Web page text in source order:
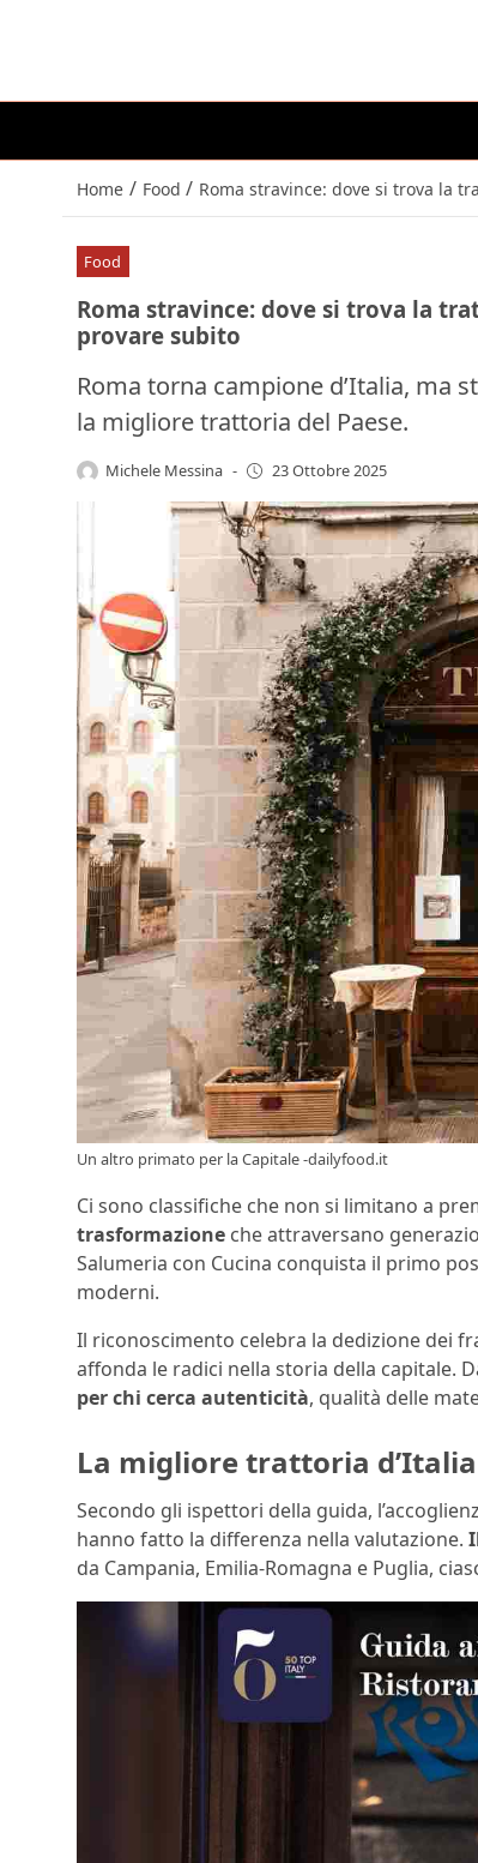
Home / Food / Roma stravince: dove si trova la
Food
Roma stravince: dove si trova la
provare subito
Roma torna campione d’Italia, ma
la migliore trattoria del Paese.
Michele Messina - 23 Ottobre 2025
Un altro primato per la Capitale -dailyfood.it
Ci sono classifiche che non si limitano a
trasformazione che attraversano
Salumeria con Cucina conquista il primo
moderni.
Il riconoscimento celebra la dedizione dei
affonda le radici nella storia della capitale.
per chi cerca autenticità, qualità delle
La migliore trattoria d’Italia
Secondo gli ispettori della guida,
hanno fatto la differenza nella valutazione.
da Campania, Emilia-Romagna e Puglia,